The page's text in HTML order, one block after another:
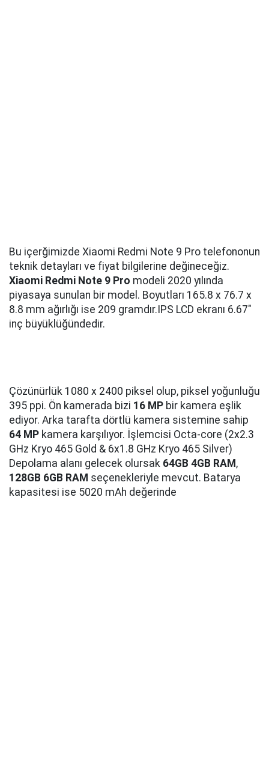
Bu içerğimizde Xiaomi Redmi Note 9 Pro telefononun
teknik detayları ve fiyat bilgilerine değineceğiz.
Xiaomi Redmi Note 9 Pro modeli 2020 yılında
piyasaya sunulan bir model. Boyutları 165.8 x 76.7 x
8.8 mm ağırlığı ise 209 gramdır.IPS LCD ekranı 6.67"
inç büyüklüğündedir.
Çözünürlük 1080 x 2400 piksel olup, piksel yoğunluğu
395 ppi. Ön kamerada bizi 16 MP bir kamera eşlik
ediyor. Arka tarafta dörtlü kamera sistemine sahip
64 MP kamera karşılıyor. İşlemcisi Octa-core (2x2.3
GHz Kryo 465 Gold & 6x1.8 GHz Kryo 465 Silver)
Depolama alanı gelecek olursak 64GB 4GB RAM ,
128GB 6GB RAM seçenekleriyle mevcut. Batarya
kapasitesi ise 5020 mAh değerinde